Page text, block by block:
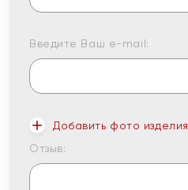
Введите Ваш e-mail:
Добавить фото изделия
Отзыв: